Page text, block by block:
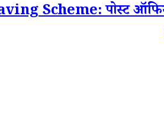
Scheme: पोस्ट ऑफिस